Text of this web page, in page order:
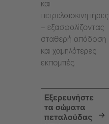
και
πετρελαιοκινητήρες
– εξασφαλίζοντας
σταθερή απόδοση
και χαμηλότερες
εκπομπές.
Εξερευνήστε
τα σώματα
πεταλούδας